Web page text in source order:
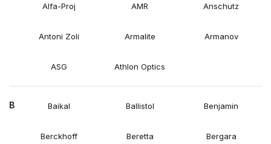
Alfa-Proj AMR Anschutz
Antoni Zoli Armalite Armanov
ASG Athlon Optics
B Baikal Ballistol Benjamin
Berckhoff Beretta Bergara